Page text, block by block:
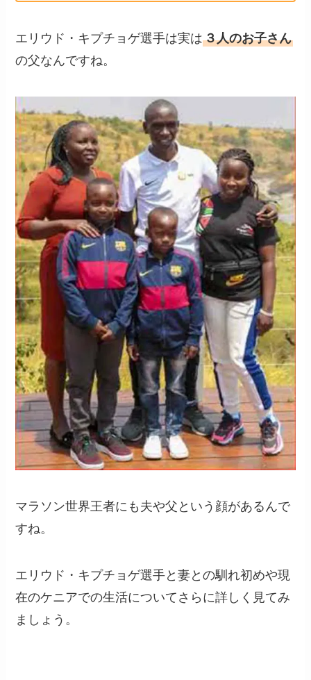
エリウド・キプチョゲ選手は実は３人のお子さん
の父なんですね。
マラソン世界王者にも夫や父という顔があるんで
すね。
エリウド・キプチョゲ選手と妻との馴れ初めや現
在のケニアでの生活についてさらに詳しく見てみ
ましょう。